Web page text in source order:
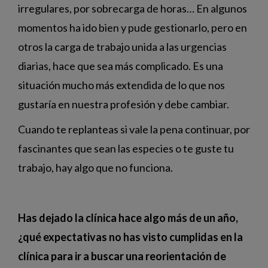
irregulares, por sobrecarga de horas… En algunos
momentos ha ido bien y pude gestionarlo, pero en
otros la carga de trabajo unida a las urgencias
diarias, hace que sea más complicado. Es una
situación mucho más extendida de lo que nos
gustaría en nuestra profesión y debe cambiar.
Cuando te replanteas si vale la pena continuar, por
fascinantes que sean las especies o te guste tu
trabajo, hay algo que no funciona.
Has dejado la clínica hace algo más de un año,
¿qué expectativas no has visto cumplidas en la
clínica para ir a buscar una reorientación de